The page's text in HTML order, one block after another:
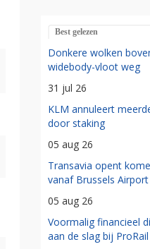
Best gelezen
Donkere wolken
widebody-vloot weg
31 jul 26
KLM annuleert
door staking
05 aug 26
Transavia opent
vanaf Brussels Airport
05 aug 26
Voormalig financieel
aan de slag bij ProRail